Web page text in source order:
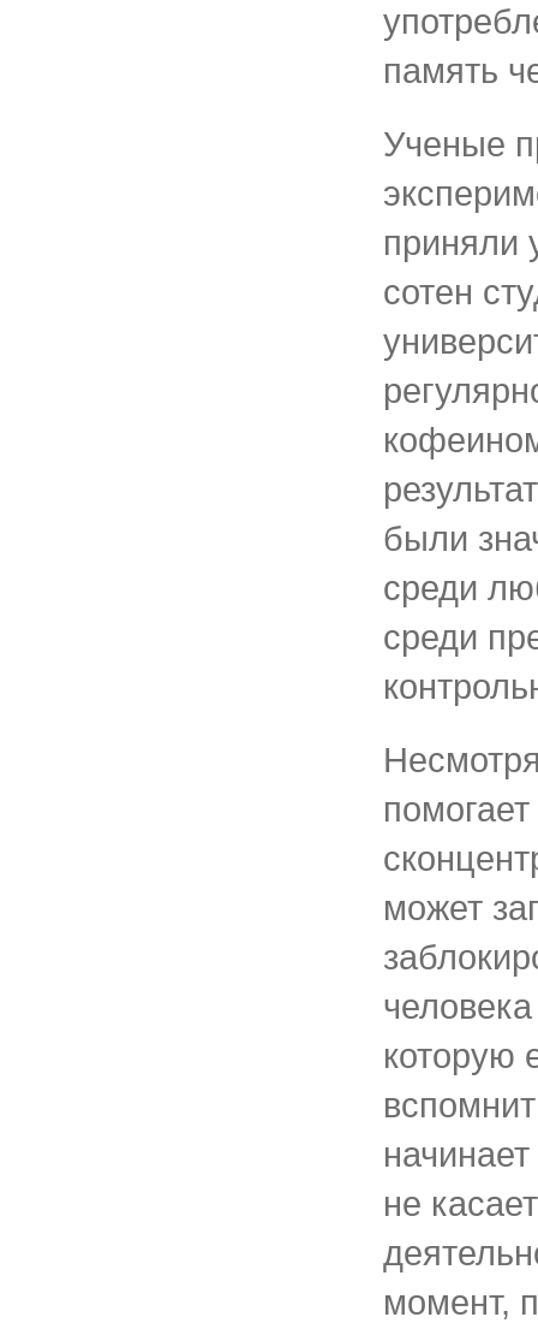
память
Ученые
приняли
сотен
были
среди
среди
может
которую
не
момент,